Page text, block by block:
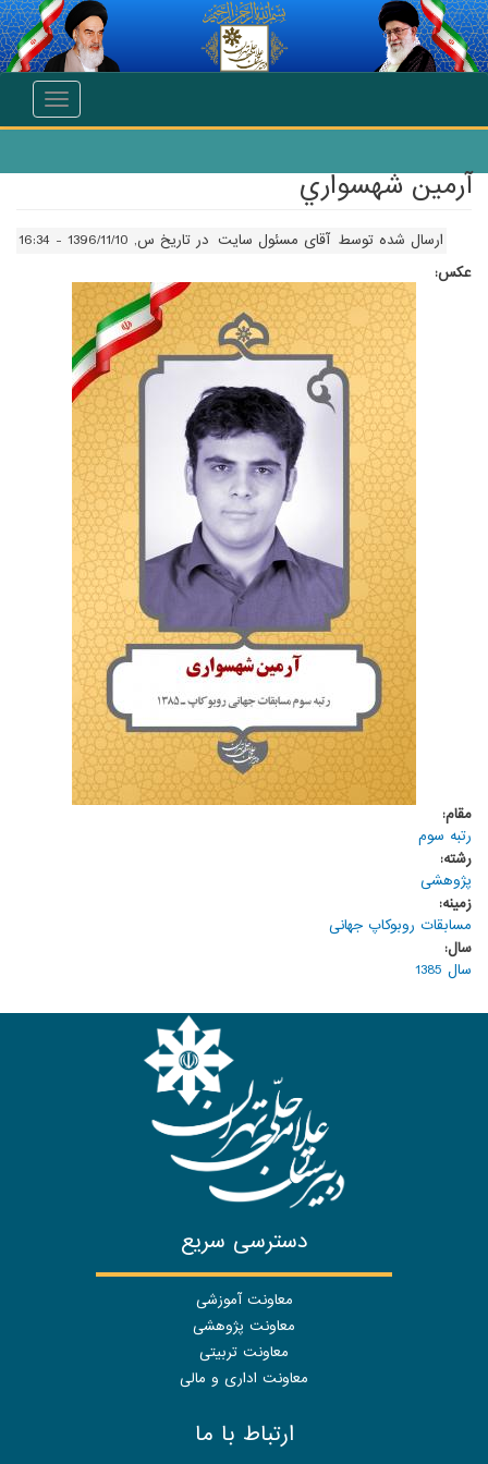
انتقال به محتوای اصلی
Toggle
آرمين شهسواري
ارسال شده توسط آقای مسئول سایت در تاریخ س, 1396/11/10 - 16:34
عکس:
مقام:
رتبه سوم
رشته:
پژوهشی
زمینه:
مسابقات روبوکاپ جهانی
سال:
سال 1385
دسترسی سریع
معاونت آموزشی
معاونت پژوهشی
معاونت تربیتی
معاونت اداری و مالی
ارتباط با ما